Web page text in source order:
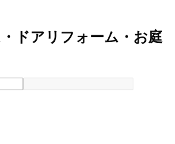
ドアリフォーム・お庭